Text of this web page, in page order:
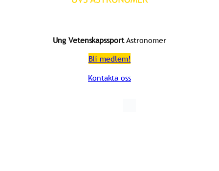
Ung VetenskapssportAstronomer
Bli medlem!
Kontakta oss